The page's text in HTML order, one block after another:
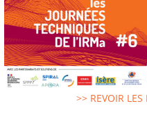
>> REVOIR